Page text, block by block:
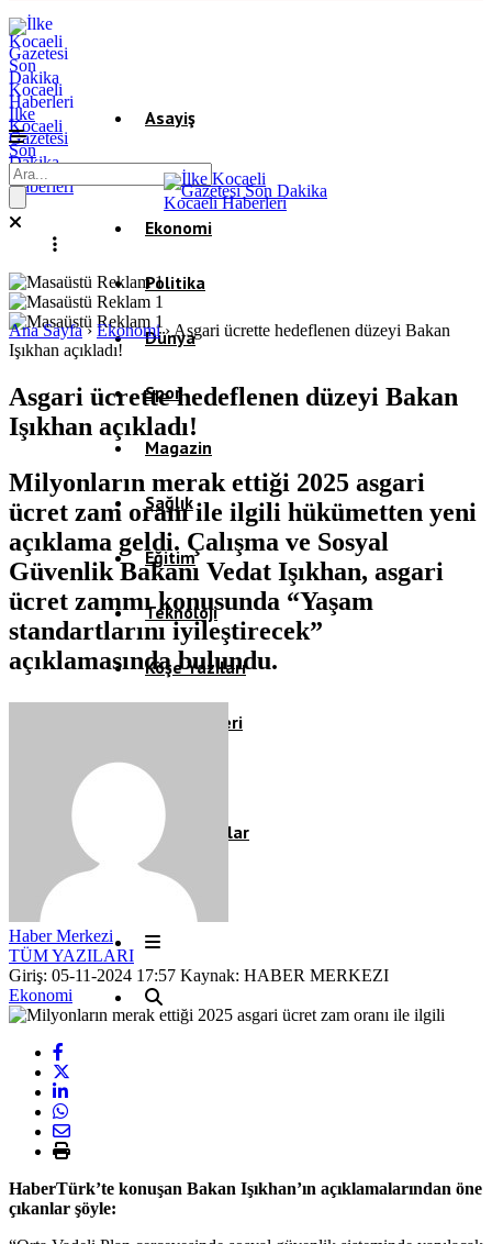
İlke
Kocaeli
Gazetesi
Son
Dakika
Kocaeli
Haberleri
Asayiş
Gündem
Ekonomi
Politika
Dünya
Spor
Magazin
Sağlık
Eğitim
Teknoloji
Köşe Yazıları
Video Galeri
Röportaj
Resmi İlanlar
Ana Sayfa› Ekonomi› Asgari ücrette hedeflenen düzeyi Bakan
Işıkhan açıkladı!
Asgari ücrette hedeflenen düzeyi Bakan
Işıkhan açıkladı!
Milyonların merak ettiği 2025 asgari
ücret zam oranı ile ilgili hükümetten yeni
açıklama geldi. Çalışma ve Sosyal
Güvenlik Bakanı Vedat Işıkhan, asgari
ücret zammı konusunda “Yaşam
standartlarını iyileştirecek”
açıklamasında bulundu.
Haber Merkezi
TÜM YAZILARI
Giriş: 05-11-2024 17:57 Kaynak: HABER MERKEZI
Ekonomi
HaberTürk’te konuşan Bakan Işıkhan’ın açıklamalarından öne
çıkanlar şöyle: